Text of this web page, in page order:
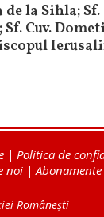
de la Sihla;
Cuv.
| Politica de
noi | Abonamente
Românești